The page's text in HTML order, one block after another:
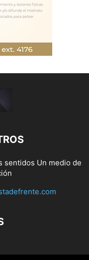
sentidos Un medio de